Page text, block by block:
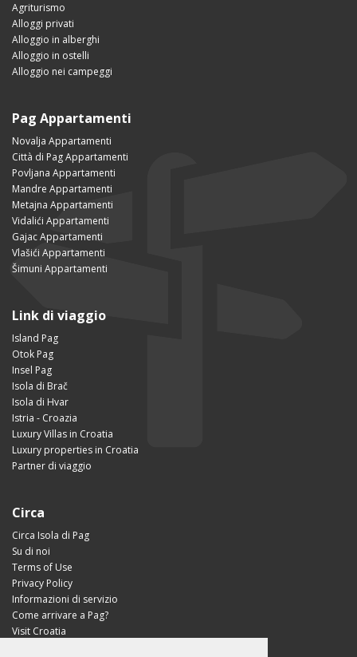
Agriturismo
Alloggi privati
Alloggio in alberghi
Alloggio in ostelli
Alloggio nei campeggi
Pag Appartamenti
Novalja Appartamenti
Città di Pag Appartamenti
Povljana Appartamenti
Mandre Appartamenti
Metajna Appartamenti
Vidalići Appartamenti
Gajac Appartamenti
Vlašići Appartamenti
Šimuni Appartamenti
Link di viaggio
Island Pag
Otok Pag
Insel Pag
Isola di Brač
Isola di Hvar
Istria - Croazia
Luxury Villas in Croatia
Luxury properties in Croatia
Partner di viaggio
Circa
Circa Isola di Pag
Su di noi
Terms of Use
Privacy Policy
Informazioni di servizio
Come arrivare a Pag?
Visit Croatia